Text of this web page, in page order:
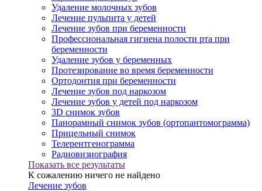
Удаление молочных зубов
Лечение пульпита у детей
Лечение зубов при беременности
Профессиональная гигиена полости рта при
беременности
Удаление зубов у беременных
Протезирование во время беременности
Ортодонтия при беременности
Лечение зубов под наркозом
Лечение зубов у детей под наркозом
3D снимок зубов
Панорамный снимок зубов (ортопантомограмма)
Прицельный снимок
Телерентгенограмма
Радиовизиография
Показать все результаты
К сожалению ничего не найдено
Лечение зубов